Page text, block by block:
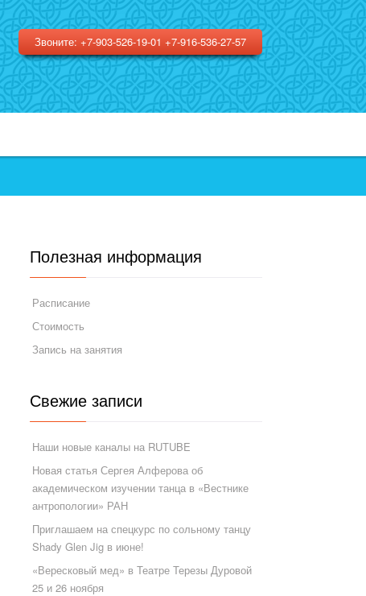
Звоните: +7-903-526-19-01 +7-916-536-27-57
Полезная информация
Расписание
Стоимость
Запись на занятия
Свежие записи
Наши новые каналы на RUTUBE
Новая статья Сергея Алферова об
академическом изучении танца в «Вестнике
антропологии» РАН
Приглашаем на спецкурс по сольному танцу
Shady Glen Jig в июне!
«Вересковый мед» в Театре Терезы Дуровой
25 и 26 ноября